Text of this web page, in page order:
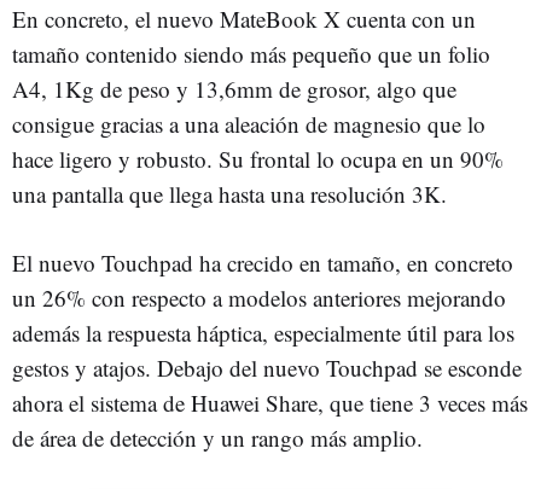
En concreto, el nuevo MateBook X cuenta con un
tamaño contenido siendo más pequeño que un folio
A4, 1Kg de peso y 13,6mm de grosor, algo que
consigue gracias a una aleación de magnesio que lo
hace ligero y robusto. Su frontal lo ocupa en un 90%
una pantalla que llega hasta una resolución 3K.
El nuevo Touchpad ha crecido en tamaño, en concreto
un 26% con respecto a modelos anteriores mejorando
además la respuesta háptica, especialmente útil para los
gestos y atajos. Debajo del nuevo Touchpad se esconde
ahora el sistema de Huawei Share, que tiene 3 veces más
de área de detección y un rango más amplio.